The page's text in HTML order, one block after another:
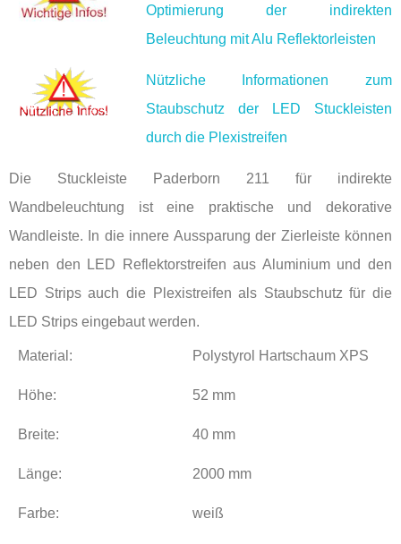
Optimierung der indirekten
Beleuchtung mit Alu Reflektorleisten
Nützliche Informationen zum
Staubschutz der LED Stuckleisten
durch die Plexistreifen
Die Stuckleiste Paderborn 211 für indirekte
Wandbeleuchtung ist eine praktische und dekorative
Wandleiste. In die innere Aussparung der Zierleiste können
neben den LED Reflektorstreifen aus Aluminium und den
LED Strips auch die Plexistreifen als Staubschutz für die
LED Strips eingebaut werden.
Material: Polystyrol Hartschaum XPS
Höhe: 52 mm
Breite: 40 mm
Länge: 2000 mm
Farbe: weiß